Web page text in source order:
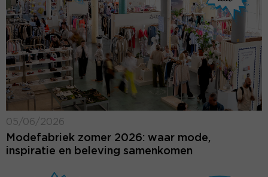
05/06/2026
Modefabriek zomer 2026: waar mode,
inspiratie en beleving samenkomen